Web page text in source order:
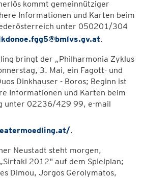
kommt gemeinnütziger
Informationen und Karten beim
unter 050201/304
.
bringt der „Philharmonia Zyklus
3. Mai, ein Fagott- und
Dinkhauser - Boros; Beginn ist
Informationen und Karten beim
unter 02236/429 99, e-mail
.
Neustadt steht morgen,
2012" auf dem Spielplan;
Dimou, Jorgos Gerolymatos,